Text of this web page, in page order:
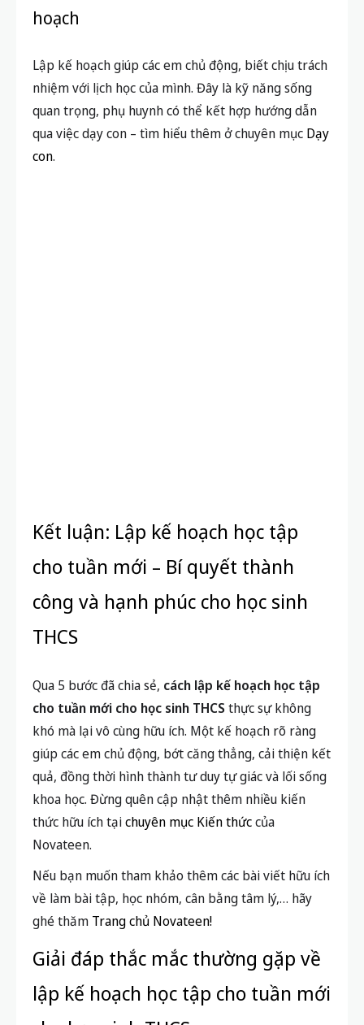
hoạch
Lập kế hoạch giúp các em chủ động, biết chịu trách
nhiệm với lịch học của mình. Đây là kỹ năng sống
quan trọng, phụ huynh có thể kết hợp hướng dẫn
qua việc dạy con – tìm hiểu thêm ở chuyên mục Dạy
con.
Kết luận: Lập kế hoạch học tập
cho tuần mới – Bí quyết thành
công và hạnh phúc cho học sinh
THCS
Qua 5 bước đã chia sẻ, cách lập kế hoạch học tập
cho tuần mới cho học sinh THCSthực sự không
khó mà lại vô cùng hữu ích. Một kế hoạch rõ ràng
giúp các em chủ động, bớt căng thẳng, cải thiện kết
quả, đồng thời hình thành tư duy tự giác và lối sống
khoa học. Đừng quên cập nhật thêm nhiều kiến
thức hữu ích tạichuyên mục Kiến thứccủa
Novateen.
Nếu bạn muốn tham khảo thêm các bài viết hữu ích
về làm bài tập, học nhóm, cân bằng tâm lý,… hãy
ghé thăm Trang chủ Novateen!
Giải đáp thắc mắc thường gặp về
lập kế hoạch học tập cho tuần mới